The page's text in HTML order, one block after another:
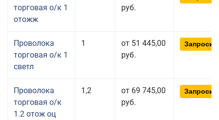
торговая о/к 1
отожж
руб.
Проволока
торговая о/к 1
светл
1
от 51 445,00
руб.
Проволока
торговая о/к
1.2 отож оц
1,2
от 69 745,00
руб.